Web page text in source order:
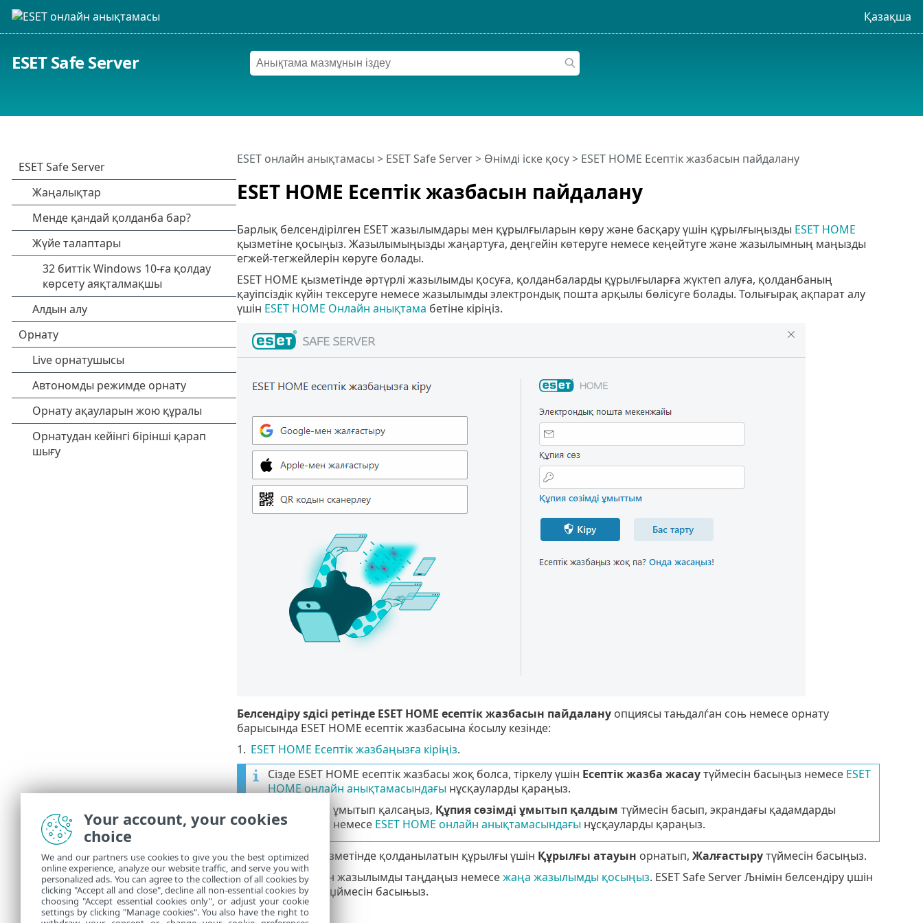
Қазақша
ESET Safe Server
ESET HOME Есептік жазбасын пайдалану
ESET онлайн анықтамасы > ESET Safe Server> Өнімді іске қосу> ESET HOME Есептік жазбасын пайдалану
Барлық белсендірілген ESET жазылымдары мен құрылғыларын көру және басқару үшін құрылғыңызды ESET HOME
қызметіне қосыңыз. Жазылымыңызды жаңартуға, деңгейін көтеруге немесе кеңейтуге және жазылымның маңызды
егжей-тегжейлерін көруге болады.
ESET HOME қызметінде әртүрлі жазылымды қосуға, қолданбаларды құрылғыларға жүктеп алуға, қолданбаның
қауіпсіздік күйін тексеруге немесе жазылымды электрондық пошта арқылы бөлісуге болады. Толығырақ ақпарат алу
үшін ESET HOME Онлайн анықтама бетіне кіріңіз.
Белсендіру ѕдісі ретінде ESET HOME есептік жазбасын пайдалануопциясы тањдалѓан соњ немесе орнату
барысында ESET HOME есептік жазбасына ќосылу кезінде:
1. ESET HOME Есептік жазбаңызға кіріңіз.
Сізде ESET HOME есептік жазбасы жоқ болса, тіркелу үшін Есептік жазба жасаутүймесін басыңыз немесе ESET
HOME онлайн анықтамасындағынұсқауларды қараңыз.
Құпия сөзді ұмытып қалсаңыз, Құпия сөзімді ұмытып қалдым түймесін басып, экрандағы қадамдарды
орындаңыз немесе ESET HOME онлайн анықтамасындағынұсқауларды қараңыз.
2. ESET HOME қызметінде қолданылатын құрылғы үшін Құрылғы атауын орнатып, Жалғастырутүймесін басыңыз.
3. Белсендірілетін жазылымды таңдаңыз немесежаңа жазылымды қосыңыз. ESET Safe Server Љнімін белсендіру џшін
Жалѓастыру
тџймесін басыњыз.
Your account, your cookies
choice
We and our partners use cookies to give you the best optimized
online experience, analyze our website traffic, and serve you with
personalized ads. You can agree to the collection of all cookies by
clicking "Accept all and close", decline all non-essential cookies by
choosing "Accept essential cookies only", or adjust your cookie
settings by clicking "Manage cookies". You also have the right to